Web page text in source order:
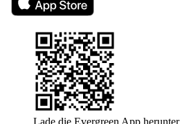
Lade die Evergreen App herunter